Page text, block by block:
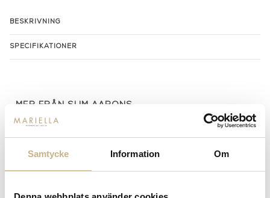
Samtycke Information Om
BESKRIVNING
SPECIFIKATIONER
MER FRÅN SLIM AARONS